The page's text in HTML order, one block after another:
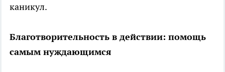
каникул.
Благотворительность в действии: помощь
самым нуждающимся